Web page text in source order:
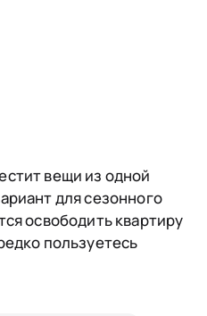
вещи из одной
для сезонного
освободить квартиру
пользуетесь